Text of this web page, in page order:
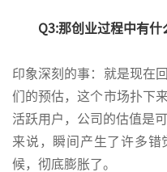
Q3:那创业过程中有什
印象深刻的事：就是现在
们的预估，这个市场扑下
活跃用户，公司的估值是
来说，瞬间产生了许多
候，彻底膨胀了。